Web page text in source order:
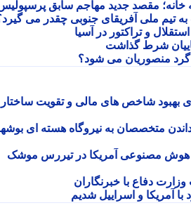
مقصد جدید مهاجم سابق پرسپولیس
ملی آفریقای جنوبی چقدر می گیرد؟
و تراکتور در آسیا
شرط گذاشت
منصوریان می شود؟
شاخص های مالی و تقویت ساختار
متخصصان به نیروگاه هسته ای بوشهر
مصنوعی آمریکا در تیررس موشک
با خبرنگاران
و اسراییل شدیم